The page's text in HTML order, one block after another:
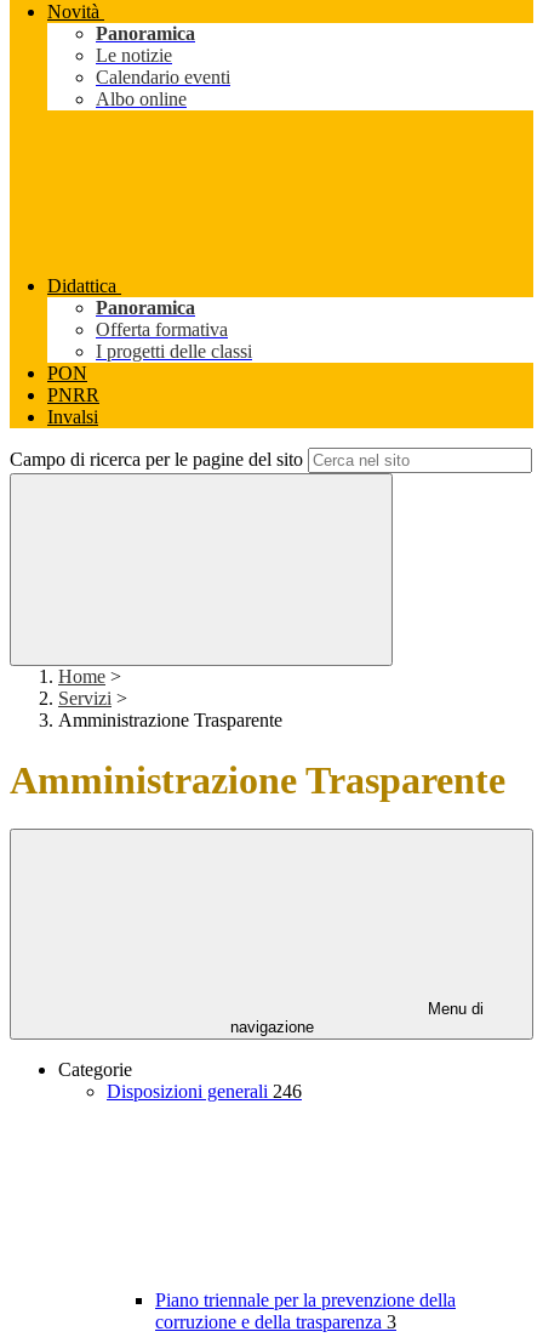
Novità
Panoramica
Le notizie
Calendario eventi
Albo online
Didattica
Panoramica
Offerta formativa
I progetti delle classi
PON
PNRR
Invalsi
Campo di ricerca per le pagine del sito
Home >
Servizi >
Amministrazione Trasparente
Amministrazione Trasparente
Menu di
navigazione
Categorie
Disposizioni generali 246
Piano triennale per la prevenzione della
corruzione e della trasparenza 3